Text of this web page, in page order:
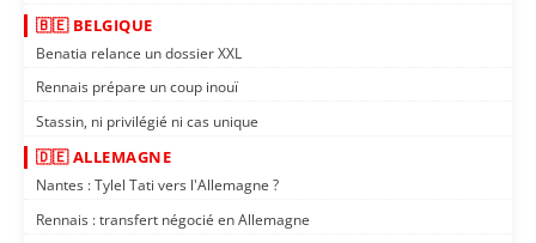
🇧🇪 BELGIQUE
Benatia relance un dossier XXL
Rennais prépare un coup inouï
Stassin, ni privilégié ni cas unique
🇩🇪 ALLEMAGNE
Nantes : Tylel Tati vers l'Allemagne ?
Rennais : transfert négocié en Allemagne